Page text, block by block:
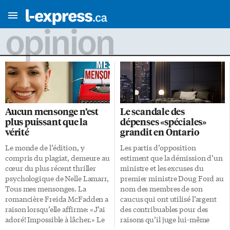
opinion
Aucun mensonge n’est
plus puissant que la
vérité
Le monde de l’édition, y
compris du plagiat, demeure au
cœur du plus récent thriller
psychologique de Nelle Lamarr,
Tous mes mensonges. La
romancière Freida McFadden a
raison lorsqu’elle affirme: «J’ai
adoré! Impossible à lâcher.» Le
Le scandale des
dépenses «spéciales»
grandit en Ontario
Les partis d’opposition
estiment que la démission d’un
ministre et les excuses du
premier ministre Doug Ford au
nom des membres de son
caucus qui ont utilisé l’argent
des contribuables pour des
raisons qu’il juge lui-même